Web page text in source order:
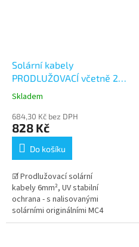
Solární kabely
PRODLUŽOVACÍ včetně 2
párů konektorů MC4 -
Skladem
684,30 Kč bez DPH
828 Kč
Do košíku
☑ Prodlužovací solární
kabely 6mm², UV stabilní
ochrana - s nalisovanými
solárními originálními MC4
konektory Stäubli . Dlouhá